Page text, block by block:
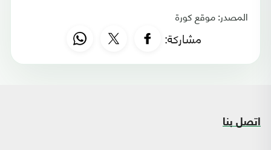
المصدر: موقع كورة
مشاركة:
اتصل بنا